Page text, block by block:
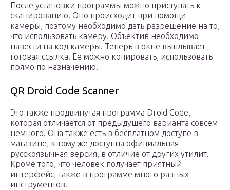
После установки программы можно приступать к
сканированию. Оно происходит при помощи
камеры, поэтому необходимо дать разрешение на то,
что использовать камеру. Объектив необходимо
навести на код камеры. Теперь в окне выплывает
готовая ссылка. Её можно копировать, использовать
прямо по назначению.
QR Droid Code Scanner
Это также продвинутая программа Droid Code,
которая отличается от предыдущего варианта совсем
немного. Она также есть в бесплатном доступе в
магазине, к тому же доступна официальная
русскоязычная версия, в отличие от других утилит.
Кроме того, что человек получает приятный
интерфейс, также в программе много разных
инструментов.